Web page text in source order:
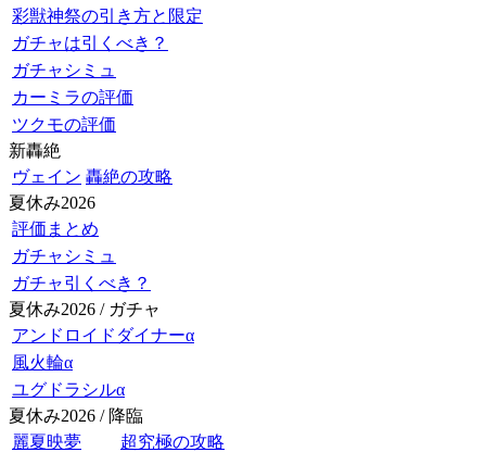
彩獣神祭の引き方と限定
ガチャは引くべき？
ガチャシミュ
カーミラの評価
ツクモの評価
新轟絶
ヴェイン 轟絶の攻略
夏休み2026
評価まとめ
ガチャシミュ
ガチャ引くべき？
夏休み2026 / ガチャ
アンドロイドダイナーα
風火輪α
ユグドラシルα
夏休み2026 / 降臨
麗夏映夢
超究極の攻略